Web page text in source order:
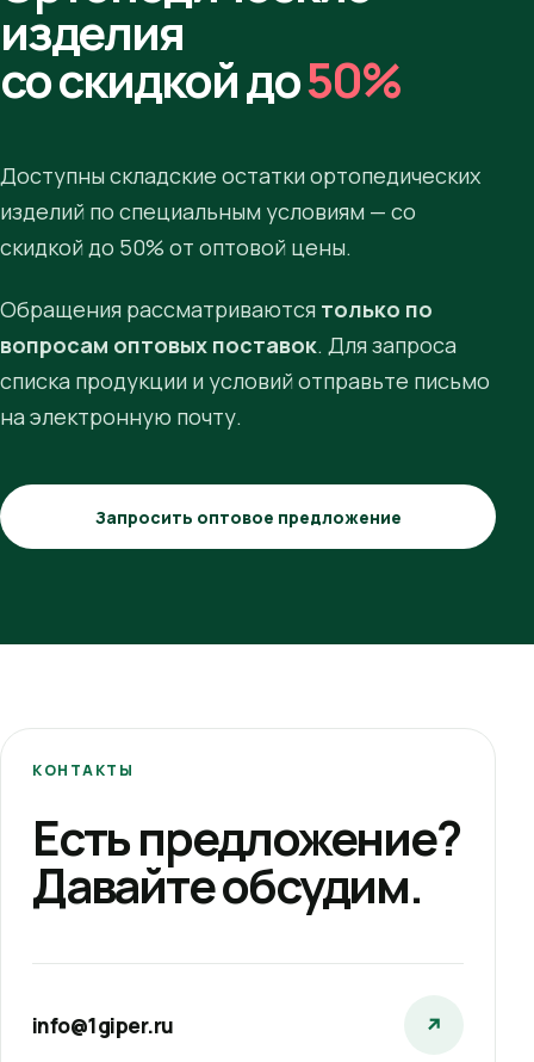
изделия
со скидкой до50%
Доступны складские остатки ортопедических
изделий по специальным условиям — со
скидкой до 50% от оптовой цены.
Обращения рассматриваются только по
вопросам оптовых поставок. Для запроса
списка продукции и условий отправьте письмо
на электронную почту.
Запросить оптовое предложение
КОНТАКТЫ
Есть предложение?
Давайте обсудим.
info@1giper.ru ↗